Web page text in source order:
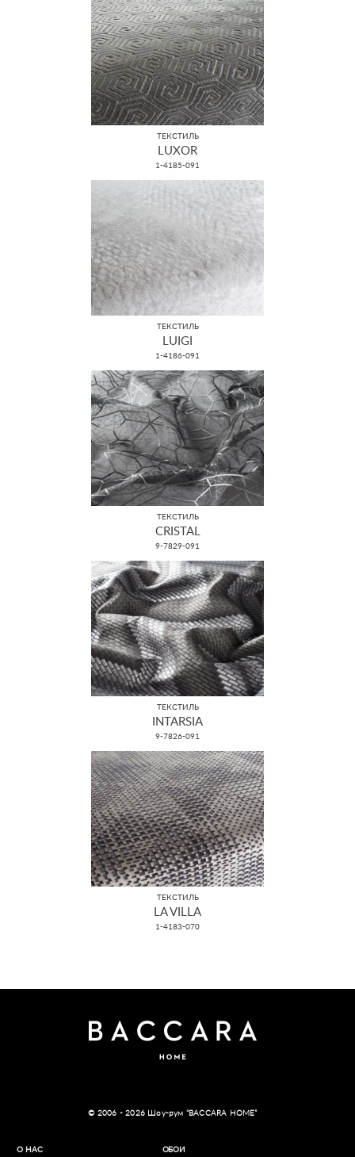
ТЕКСТИЛЬ
LUXOR
1-4185-091
ТЕКСТИЛЬ
LUIGI
1-4186-091
ТЕКСТИЛЬ
CRISTAL
9-7829-091
ТЕКСТИЛЬ
INTARSIA
9-7826-091
ТЕКСТИЛЬ
LA VILLA
1-4183-070
© 2006 - 2026 Шоу-рум “BACCARA HOME”
О НАС ОБОИ